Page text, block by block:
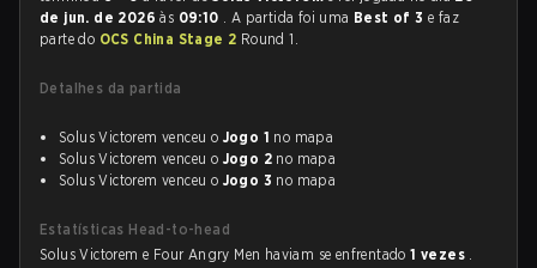
de jun. de 2026às 09:10 . A partida foi uma Best of 3e faz
parte do OCS China Stage 2 Round 1.
Detalhes da partida
Solus Victorem venceu o Jogo 1 no mapa
Solus Victorem venceu o Jogo 2 no mapa
Solus Victorem venceu o Jogo 3 no mapa
Estatísticas Head-to-head
Solus Victorem e Four Angry Men haviam se enfrentado1 vezes .